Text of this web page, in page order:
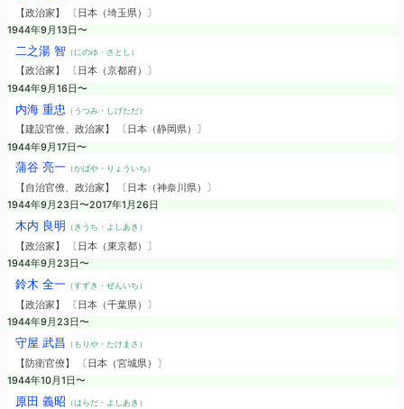
【政治家】 〔日本（埼玉県）〕
1944年9月13日〜
二之湯 智（にのゆ・さとし）
【政治家】 〔日本（京都府）〕
1944年9月16日〜
内海 重忠 （うつみ・しげただ）
【建設官僚、政治家】 〔日本（静岡県）〕
1944年9月17日〜
蒲谷 亮一（かばや・りょういち）
【自治官僚、政治家】 〔日本（神奈川県）〕
1944年9月23日〜2017年1月26日
木内 良明 （きうち・よしあき）
【政治家】 〔日本（東京都）〕
1944年9月23日〜
鈴木 全一（すずき・ぜんいち）
【政治家】 〔日本（千葉県）〕
1944年9月23日〜
守屋 武昌 （もりや・たけまさ）
【防衛官僚】 〔日本（宮城県）〕
1944年10月1日〜
原田 義昭 （はらだ・よしあき）